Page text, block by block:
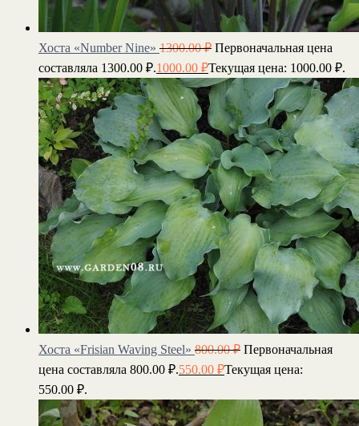
Хоста «Number Nine» 1300.00₽ Первоначальная цена
составляла 1300.00 ₽.1000.00 ₽Текущая цена: 1000.00 ₽.
Хоста «Frisian Waving Steel» 800.00₽ Первоначальная
цена составляла 800.00 ₽.550.00 ₽Текущая цена:
550.00 ₽.